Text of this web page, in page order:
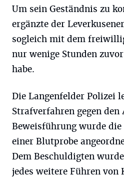
Um sein Geständnis zu
ergänzte der
sogleich mit dem
nur wenige Stunden
habe.
Die Langenfelder Polizei
Strafverfahren gegen
Beweisführung wurde
einer Blutprobe
Dem Beschuldigten
jedes weitere Führen von